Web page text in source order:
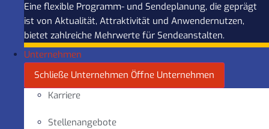
Eine flexible Programm- und Sendeplanung, die geprägt
ist von Aktualität, Attraktivität und Anwendernutzen,
bietet zahlreiche Mehrwerte für Sendeanstalten.
Unternehmen
Schließe Unternehmen Öffne Unternehmen
Karriere
Stellenangebote